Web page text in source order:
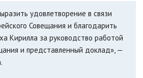
удовлетворение в связи
Совещания и благодарить
Кирилла за руководство работой
и представленный доклад», —